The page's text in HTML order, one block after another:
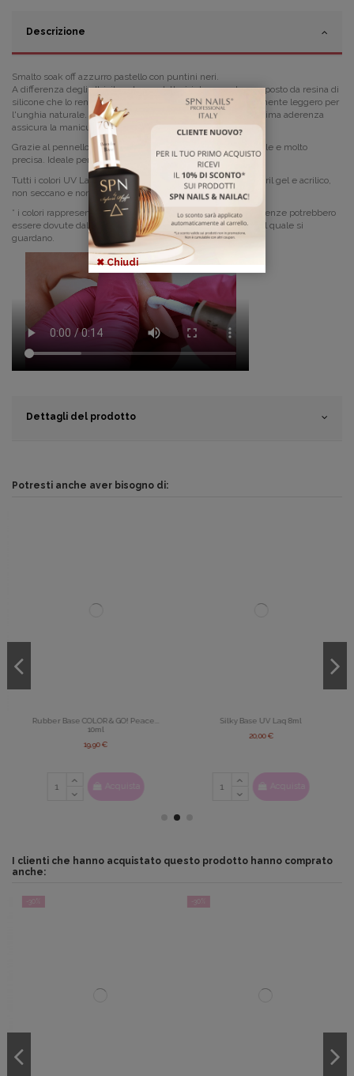
Descrizione
Smalto soak off azzurro pastello con puntini neri.
A differenza degli altri, il nostro prodotto è interamente composto da resina di
silicone che lo rende resistente, elastico e contemporaneamente leggero per
l'unghia naturale. L'eccellente resistenza del colore e massima aderenza
assicura la manicure perfetta per intere settimane.
Grazie al pennello piatto l'applicazione è veloce, confortevole e molto
precisa. Ideale per copertura delle unghie naturali.
Tutti i colori UV LaQ aderiscono perfettamente con il gel, acril gel e acrilico,
non seccano e non provocan0 le crepature.
* i colori rappresentati in foto sono realistici; le leggere differenze potrebbero
essere dovute dalle impostazioni dello schermo attraverso il quale si
guardano.
Dettagli del prodotto
Potresti anche aver bisogno di:
Rubber Base COLOR & GO! Peace...
10ml
19,90 €
Acquista
Silky Base UV Laq 8ml
20,00 €
Acquista
I clienti che hanno acquistato questo prodotto hanno comprato
anche:
-30% -30%
✖ Chiudi